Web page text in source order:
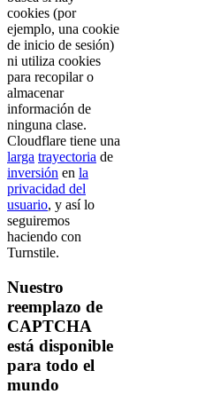
cookies (por
ejemplo, una cookie
de inicio de sesión)
ni utiliza cookies
para recopilar o
almacenar
información de
ninguna clase.
Cloudflare tiene una
larga trayectoria de
inversión en la
privacidad del
usuario, y así lo
seguiremos
haciendo con
Turnstile.
Nuestro
reemplazo de
CAPTCHA
está disponible
para todo el
mundo